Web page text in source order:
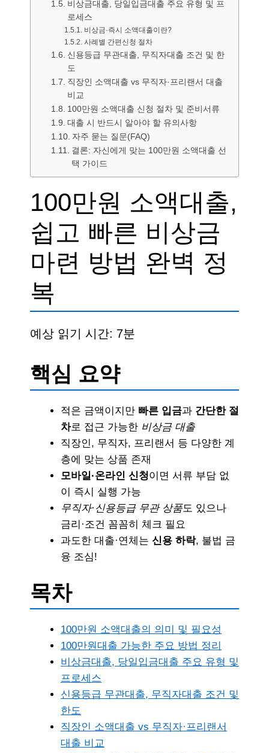
비상금대출, 당일입금대출 주요 유형 및 프
로세스
비상금·즉시 소액대출이란?
사례별 간편신청 절차
신용등급 무관대출, 무직자대출 조건 및 한
도
직장인 소액대출 vs 무직자·프리랜서 대출
비교
100만원 소액대출 신청 절차 및 준비서류
대출 시 반드시 알아야 할 유의사항
자주 묻는 질문(FAQ)
결론: 자신에게 맞는 100만원 소액대출 선
택 가이드
100만원 소액대출,
쉽고 빠른 비상금
마련 방법 완벽 정
복
예상 읽기 시간: 7분
핵심 요약
적은 금액이지만 빠른 입금과 간단한 절
차로 접근 가능한 비상금 대출
직장인, 무직자, 프리랜서 등 다양한 계
층에 맞는 상품 존재
모바일·온라인 신청이면 서류 부담 없
이 즉시 실행 가능
무직자·신용등급 무관 상품도 있으나
금리·조건 꼼꼼히 체크 필요
과도한 대출·연체는 신용 하락, 불법 금
융 조심!
목차
100만원 소액대출의 의미 및 필요성
100만원대출 가능한 주요 방법 정리
비상금대출, 당일입금대출 주요 유형 및
프로세스
신용등급 무관대출, 무직자대출 조건 및
한도
직장인 소액대출 vs 무직자·프리랜서
대출 비교